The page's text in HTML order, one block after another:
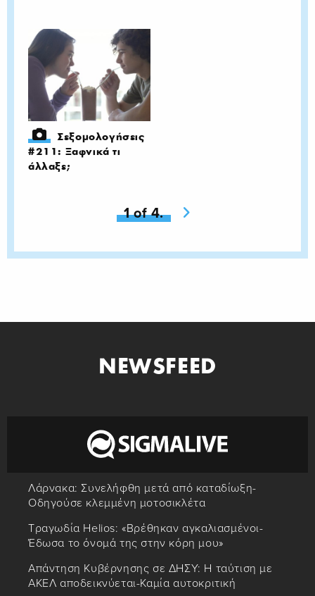
Σεξομολογήσεις
#211: Ξαφνικά τι
άλλαξε;
You're on page
1 of 4. Next page
NEWSFEED
Λάρνακα: Συνελήφθη μετά από καταδίωξη-
Οδηγούσε κλεμμένη μοτοσικλέτα
Τραγωδία Helios: «Βρέθηκαν αγκαλιασμένοι-
Έδωσα το όνομά της στην κόρη μου»
Απάντηση Κυβέρνησης σε ΔΗΣΥ: Η ταύτιση με
ΑΚΕΛ αποδεικνύεται-Καμία αυτοκριτική